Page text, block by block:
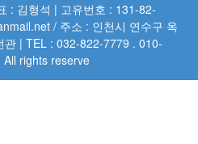
: 김형석 | 고유번호 : 131-82-
/ 주소 : 인천시 연수구 옥
| TEL : 032-822-7779 . 010-
rights reserve